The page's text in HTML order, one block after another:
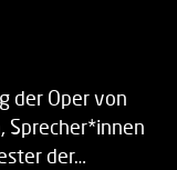
der Oper von
Sprecher*innen
der…